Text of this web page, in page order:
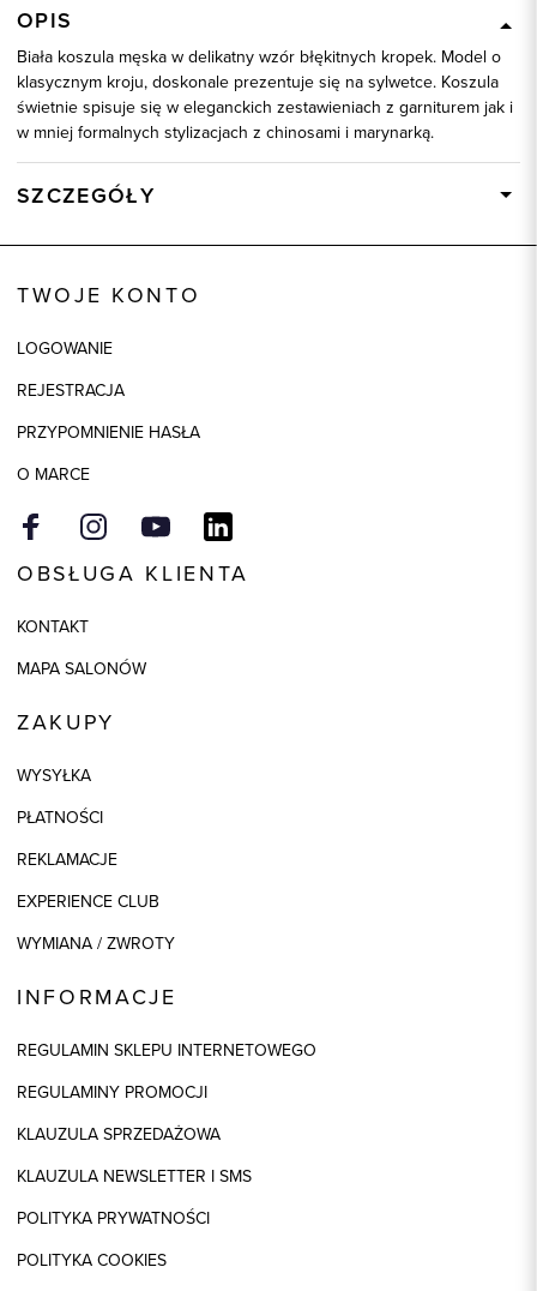
OPIS
Biała koszula męska w delikatny wzór błękitnych kropek. Model o
klasycznym kroju, doskonale prezentuje się na sylwetce. Koszula
świetnie spisuje się w eleganckich zestawieniach z garniturem jak i
w mniej formalnych stylizacjach z chinosami i marynarką.
SZCZEGÓŁY
Kolor
TWOJE KONTO
LOGOWANIE
REJESTRACJA
PRZYPOMNIENIE HASŁA
O MARCE
OBSŁUGA KLIENTA
KONTAKT
MAPA SALONÓW
ZAKUPY
WYSYŁKA
PŁATNOŚCI
REKLAMACJE
EXPERIENCE CLUB
WYMIANA / ZWROTY
INFORMACJE
REGULAMIN SKLEPU INTERNETOWEGO
REGULAMINY PROMOCJI
KLAUZULA SPRZEDAŻOWA
KLAUZULA NEWSLETTER I SMS
POLITYKA PRYWATNOŚCI
POLITYKA COOKIES